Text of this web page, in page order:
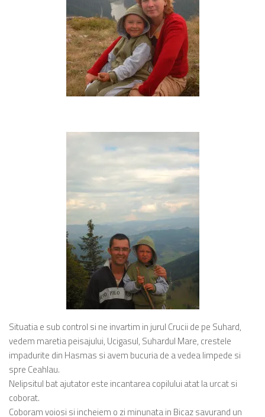
Situatia e sub control si ne invartim in jurul Crucii de pe Suhard,
vedem maretia peisajului, Ucigasul, Suhardul Mare, crestele
impadurite din Hasmas si avem bucuria de a vedea limpede si
spre Ceahlau.
Nelipsitul bat ajutator este incantarea copilului atat la urcat si
coborat.
Coboram voiosi si incheiem o zi minunata in Bicaz savurand un